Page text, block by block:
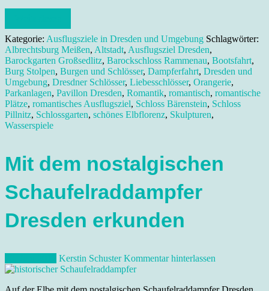
Kategorie: Ausflugsziele in Dresden und Umgebung Schlagwörter:
Albrechtsburg Meißen, Altstadt, Ausflugsziel Dresden,
Barockgarten Großsedlitz, Barockschloss Rammenau, Bootsfahrt,
Burg Stolpen, Burgen und Schlösser, Dampferfahrt, Dresden und
Umgebung, Dresdner Schlösser, Liebesschlösser, Orangerie,
Parkanlagen, Pavillon Dresden, Romantik, romantisch, romantische
Plätze, romantisches Ausflugsziel, Schloss Bärenstein, Schloss
Pillnitz, Schlossgarten, schönes Elbflorenz, Skulpturen,
Wasserspiele
Mit dem nostalgischen
Schaufelraddampfer
Dresden erkunden
Kerstin Schuster Kommentar hinterlassen